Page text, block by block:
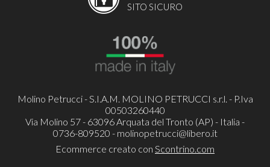
SITO SICURO
Molino Petrucci - S.I.A.M. MOLINO PETRUCCI s.r.l. - P.Iva
00503260440
Via Molino 57 - 63096 Arquata del Tronto (AP) - Italia -
0736-809520 - molinopetrucci@libero.it
Ecommerce creato con Scontrino.com